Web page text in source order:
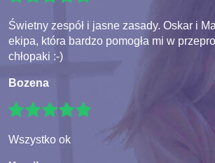
Świetny zespół i jasne zasady. Oskar i
ekipa, która bardzo pomogła mi w
chłopaki :-)
Bozena
Wszystko ok